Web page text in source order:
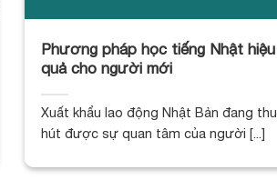
Phương pháp học tiếng Nhật hiệu
quả cho người mới
Xuất khẩu lao động Nhật Bản đang thu
hút được sự quan tâm của người [...]